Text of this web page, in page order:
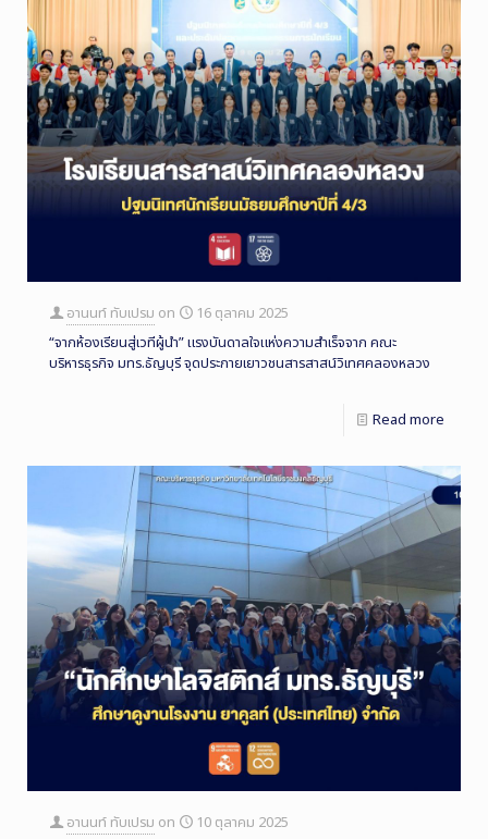
อานนท์ ทับเปรม on
16 ตุลาคม 2025
“จากห้องเรียนสู่เวทีผู้นำ” แรงบันดาลใจแห่งความสำเร็จจาก คณะ
บริหารธุรกิจ มทร.ธัญบุรี จุดประกายเยาวชนสารสาสน์วิเทศคลองหลวง
Read more
อานนท์ ทับเปรม on
10 ตุลาคม 2025